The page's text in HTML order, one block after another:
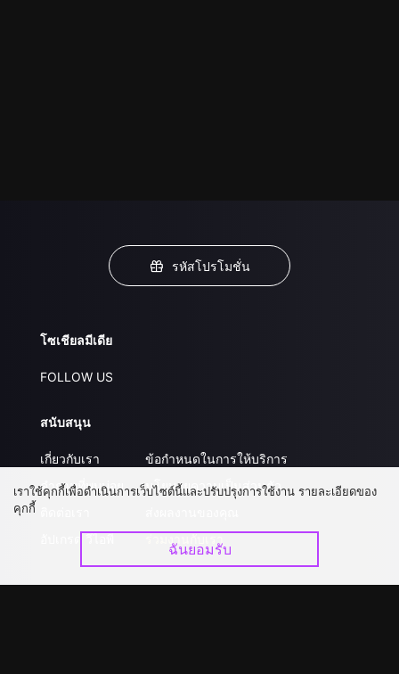
รหัสโปรโมชั่น
โซเชียลมีเดีย
FOLLOW US
สนับสนุน
เกี่ยวกับเรา
คำถามที่พบบ่อย
ข้อกำหนดในการให้บริการ
นโยบายความเป็นส่วนตัว
เราใช้คุกกี้เพื่อดำเนินการเว็บไซต์นี้และปรับปรุงการใช้งาน รายละเอียดของ
คุกกี้
ฉันยอมรับ